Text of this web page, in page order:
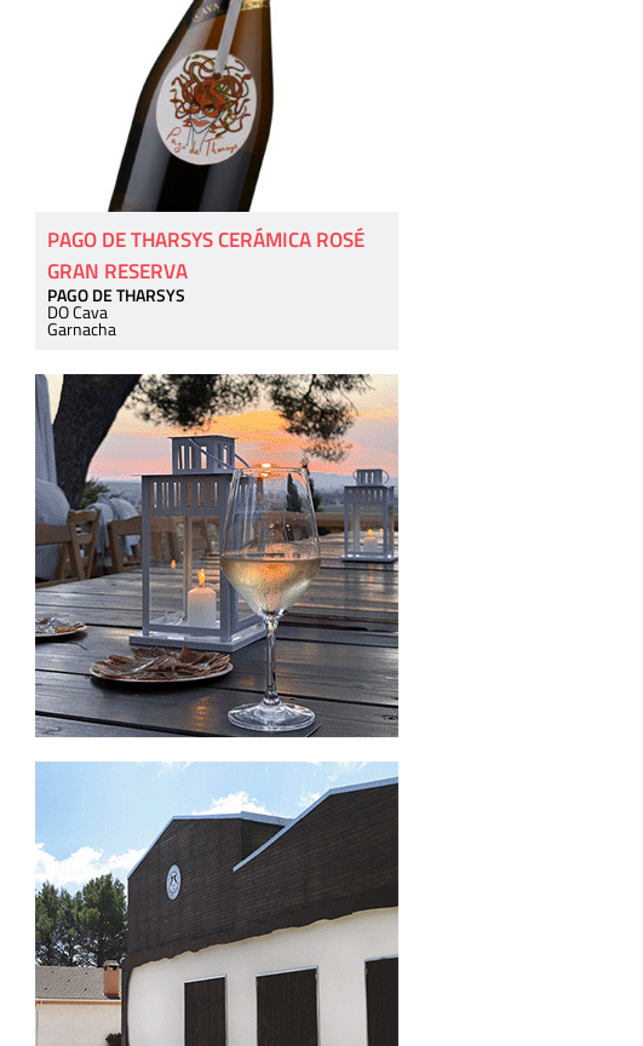
PAGO DE THARSYS CERÁMICA ROSÉ
GRAN RESERVA
PAGO DE THARSYS
DO Cava
Garnacha